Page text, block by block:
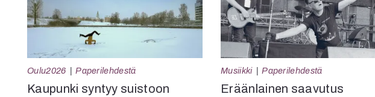
Oulu2026 Paperilehdestä
Kaupunki syntyy suistoon
Musiikki Paperilehdestä
Eräänlainen saavutus